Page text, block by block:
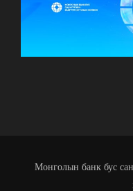
Монголын банк бус